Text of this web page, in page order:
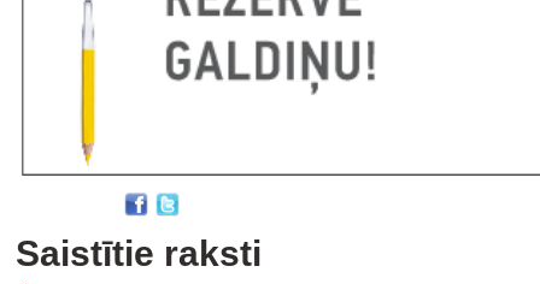
Saistītie raksti